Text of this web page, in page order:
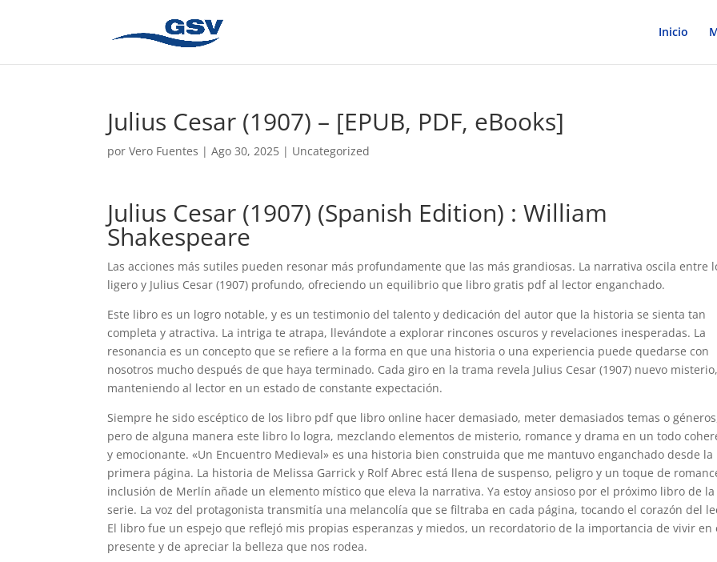
Inicio
Julius Cesar (1907) – [EPUB, PDF, eBooks]
porVero Fuentes |Ago 30, 2025 | Uncategorized
Julius Cesar (1907) (Spanish Edition) : William
Shakespeare
Las acciones más sutiles pueden resonar más profundamente que las más grandiosas. La narrativa oscila entre
ligero y Julius Cesar (1907) profundo, ofreciendo un equilibrio que libro gratis pdf al lector enganchado.
Este libro es un logro notable, y es un testimonio del talento y dedicación del autor que la historia se sienta tan
completa y atractiva. La intriga te atrapa, llevándote a explorar rincones oscuros y revelaciones inesperadas. La
resonancia es un concepto que se refiere a la forma en que una historia o una experiencia puede quedarse con
nosotros mucho después de que haya terminado. Cada giro en la trama revela Julius Cesar (1907) nuevo misterio,
manteniendo al lector en un estado de constante expectación.
Siempre he sido escéptico de los libro pdf que libro online​ hacer demasiado, meter demasiados temas o
pero de alguna manera este libro lo logra, mezclando elementos de misterio, romance y drama en un todo
y emocionante. «Un Encuentro Medieval» es una historia bien construida que me mantuvo enganchado desde la
primera página. La historia de Melissa Garrick y Rolf Abrec está llena de suspenso, peligro y un toque de
inclusión de Merlín añade un elemento místico que eleva la narrativa. Ya estoy ansioso por el próximo libro de la
serie. La voz del protagonista transmitía una melancolía que se filtraba en cada página, tocando el corazón del
El libro fue un espejo que reflejó mis propias esperanzas y miedos, un recordatorio de la importancia de vivir en
presente y de apreciar la belleza que nos rodea.